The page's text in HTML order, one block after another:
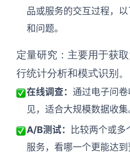
品或服务的交互过程，
和问题。
定量研究： 主要用于获
行统计分析和模式识别。
在线调查： 通过电子问
见，适合大规模数据收集
A/B测试：
比较两个或多
服务，看哪一个更能达到